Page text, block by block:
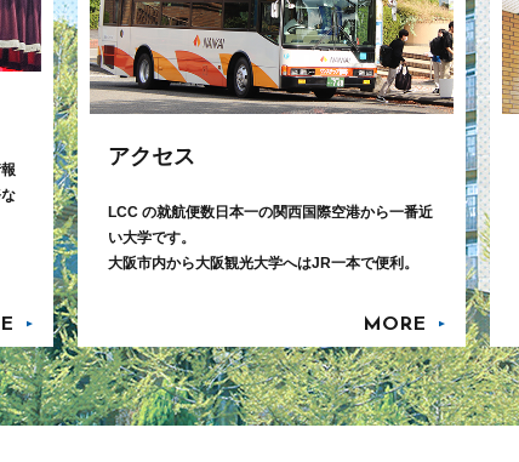
アクセス
LCC の就航便数日本一の関西国際空港から一番近
い大学です。
大阪市内から大阪観光大学へはJR一本で便利。
MORE